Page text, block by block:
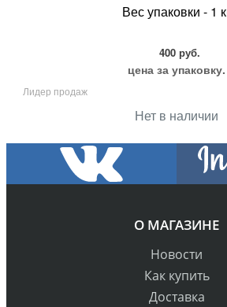
Вес упаковки - 1
400 руб.
цена за упаковку.
Лидер продаж
Нет в наличии
О МАГАЗИНЕ
Новости
Как купить
Доставка